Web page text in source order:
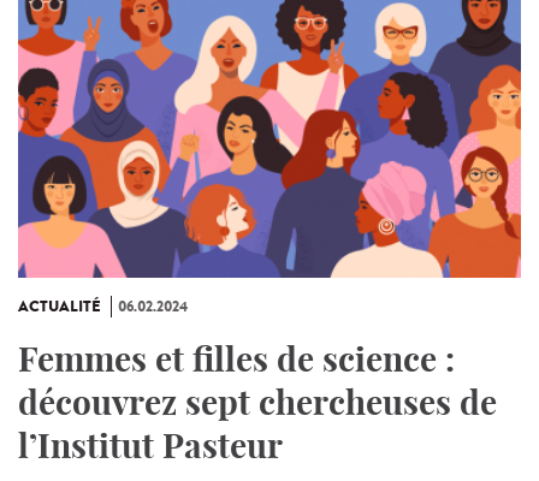
ACTUALITÉ 06.02.2024
Femmes et filles de science :
découvrez sept chercheuses de
l’Institut Pasteur